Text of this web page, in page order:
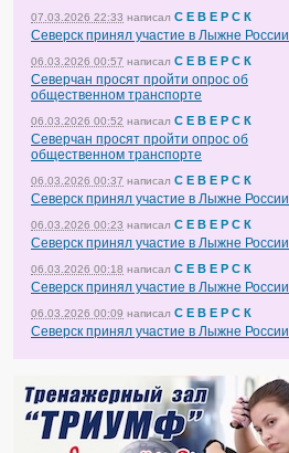
07.03.2026 22:33 написал С Е В Е Р С К
Северск принял участие в Лыжне России
06.03.2026 00:57 написал С Е В Е Р С К
Северчан просят пройти опрос об
общественном транспорте
06.03.2026 00:52 написал С Е В Е Р С К
Северчан просят пройти опрос об
общественном транспорте
06.03.2026 00:37 написал С Е В Е Р С К
Северск принял участие в Лыжне России
06.03.2026 00:23 написал С Е В Е Р С К
Северск принял участие в Лыжне России
06.03.2026 00:18 написал С Е В Е Р С К
Северск принял участие в Лыжне России
06.03.2026 00:09 написал С Е В Е Р С К
Северск принял участие в Лыжне России